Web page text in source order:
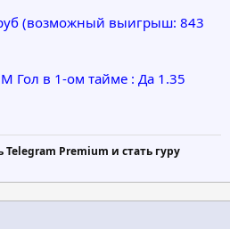
(возможный выигрыш: 843
Гол в 1-ом тайме : Да 1.35
Premium и стать гуру